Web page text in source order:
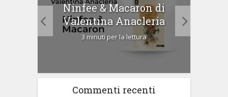
Ninfee & Macaron di
Valentina Anacleria
3 minuti per la lettura
Commenti recenti